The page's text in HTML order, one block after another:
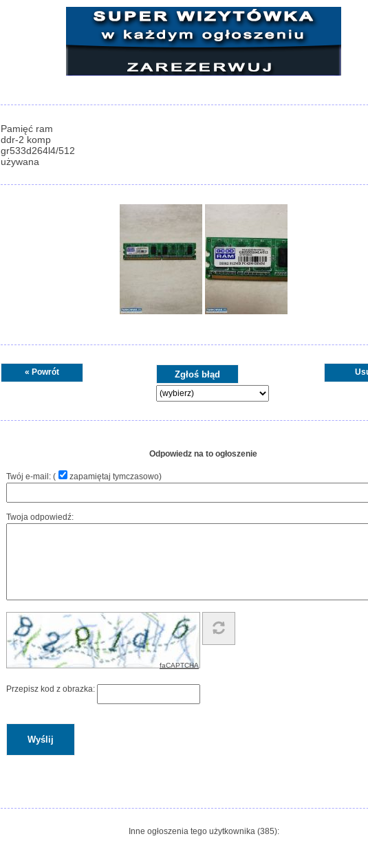
Pamięć ram
ddr-2 komp
gr533d264l4/512
używana
« Powrót
Odpowiedz na to ogłoszenie
Twój e-mail: ( zapamiętaj tymczasowo)
Twoja odpowiedź:
faCAPTCHA
Przepisz kod z obrazka:
Inne ogłoszenia tego użytkownika (385):